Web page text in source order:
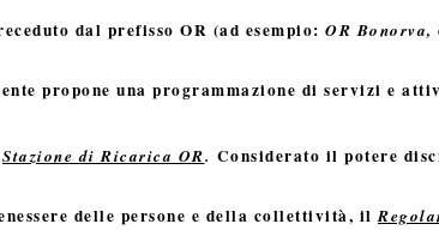
dal prefisso OR (ad esempio: OR Bonorva,
propone una programmazione di servizi e
Stazione di Ricarica OR. Considerato il potere
delle persone e della collettività, il